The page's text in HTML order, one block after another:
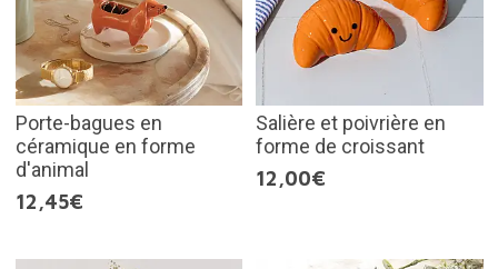
Porte-bagues en
céramique en forme
d'animal
12,45€
Salière et poivrière en
forme de croissant
12,00€